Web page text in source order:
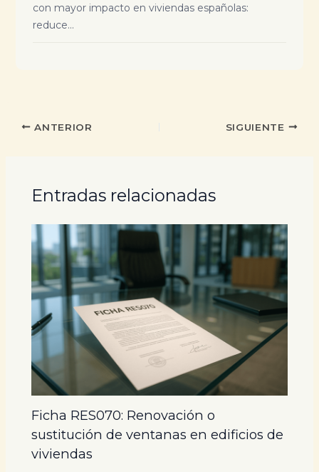
con mayor impacto en viviendas españolas:
reduce...
ANTERIOR SIGUIENTE
Entradas relacionadas
Ficha RES070: Renovación o
sustitución de ventanas en edificios de
viviendas